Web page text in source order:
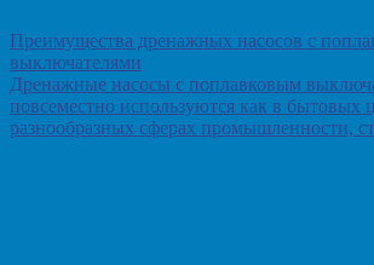
Преимущества дренажных насосов с
выключателями
Дренажные насосы с поплавковым
повсеместно используются как в бытовых
разнообразных сферах промышленности,